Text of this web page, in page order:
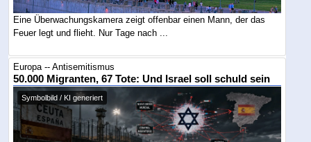
Eine Überwachungskamera zeigt offenbar einen Mann, der das
Feuer legt und flieht. Nur Tage nach ...
Europa -- Antisemitismus
50.000 Migranten, 67 Tote: Und Israel soll schuld sein
Symbolbild / KI generiert